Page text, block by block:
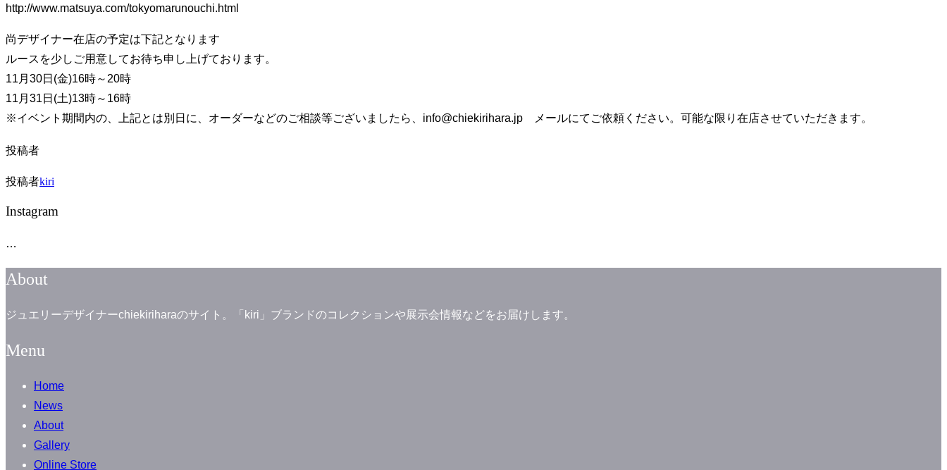
http://www.matsuya.com/tokyomarunouchi.html
尚デザイナー在店の予定は下記となります
ルースを少しご用意してお待ち申し上げております。
11月30日(金)16時～20時
11月31日(土)13時～16時
※イベント期間内の、上記とは別日に、オーダーなどのご相談等ございましたら、info@chiekirihara.jp メールにてご依頼ください。可能な限り在店させていただきます。
投稿者
投稿者kiri
Instagram
…
About
ジュエリーデザイナーchiekiriharaのサイト。「kiri」ブランドのコレクションや展示会情報などをお届けします。
Menu
Home
News
About
Gallery
Online Store